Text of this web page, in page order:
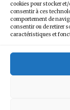
cookies pour stocker
consentir à ces
comportement de
consentir ou de retirer
caractéristiques et